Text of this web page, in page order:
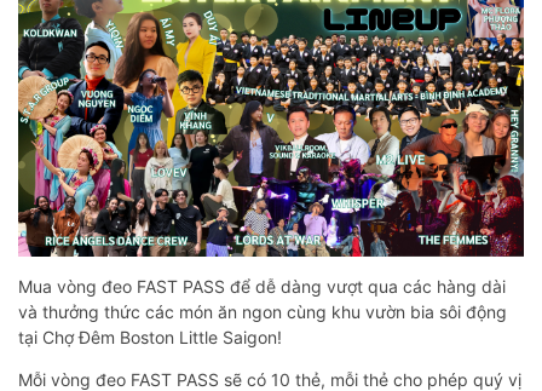
Mua vòng đeo FAST PASS để dễ dàng vượt qua các hàng dài
và thưởng thức các món ăn ngon cùng khu vườn bia sôi động
tại Chợ Đêm Boston Little Saigon!
Mỗi vòng đeo FAST PASS sẽ có 10 thẻ, mỗi thẻ cho phép quý vị